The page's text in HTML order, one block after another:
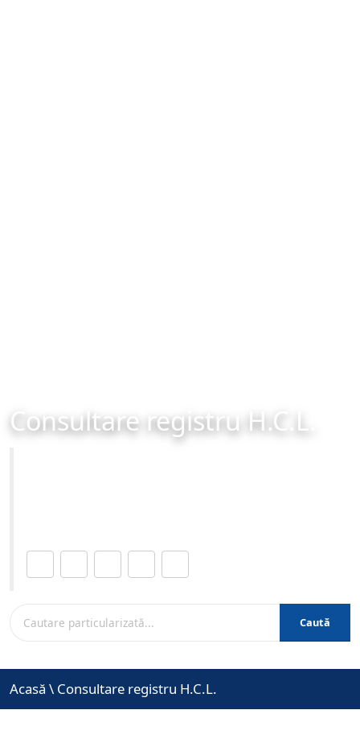
Consultare registru H.C.L.
Caută
Acasă \ Consultare registru H.C.L.